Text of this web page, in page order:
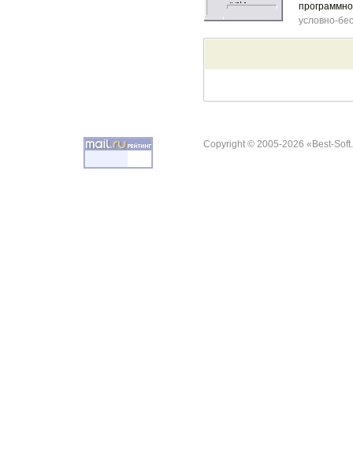
условно-
Copyright © 2005-2026 «Best-